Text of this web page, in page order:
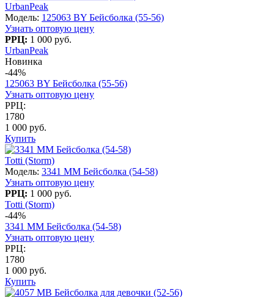
UrbanPeak
Модель: 125063 BY Бейсболка (55-56)
Узнать оптовую цену
РРЦ: 1 000 руб.
UrbanPeak
Новинка
-44%
125063 BY Бейсболка (55-56)
Узнать оптовую цену
РРЦ:
1780
1 000 руб.
Купить
Totti (Storm)
Модель: 3341 MM Бейсболка (54-58)
Узнать оптовую цену
РРЦ: 1 000 руб.
Totti (Storm)
-44%
3341 MM Бейсболка (54-58)
Узнать оптовую цену
РРЦ:
1780
1 000 руб.
Купить